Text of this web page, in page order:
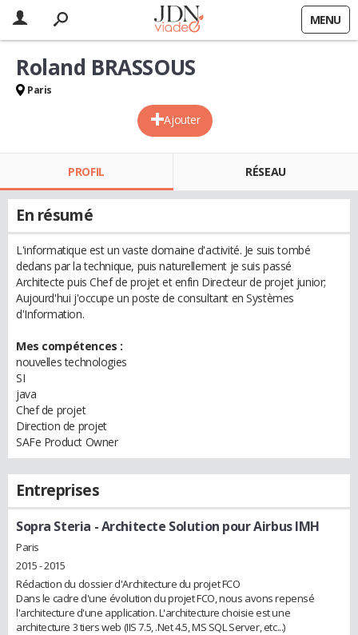
MENU
Ajouter
Roland BRASSOUS
Paris
PROFIL RÉSEAU
En résumé
L'informatique est un vaste domaine d'activité. Je suis tombé
dedans par la technique, puis naturellement je suis passé
Architecte puis Chef de projet et enfin Directeur de projet junior;
Aujourd'hui j'occupe un poste de consultant en Systèmes
d'Information.
Mes compétences :
nouvelles technologies
SI
java
Chef de projet
Direction de projet
SAFe Product Owner
Entreprises
Sopra Steria - Architecte Solution pour Airbus IMH
Paris
2015 - 2015
Rédaction du dossier d'Architecture du projet FCO
Dans le cadre d'une évolution du projet FCO, nous avons repensé
l'architecture d'une application. L'architecture choisie est une
architecture 3 tiers web (IIS 7.5, .Net 4.5, MS SQL Server, etc...)